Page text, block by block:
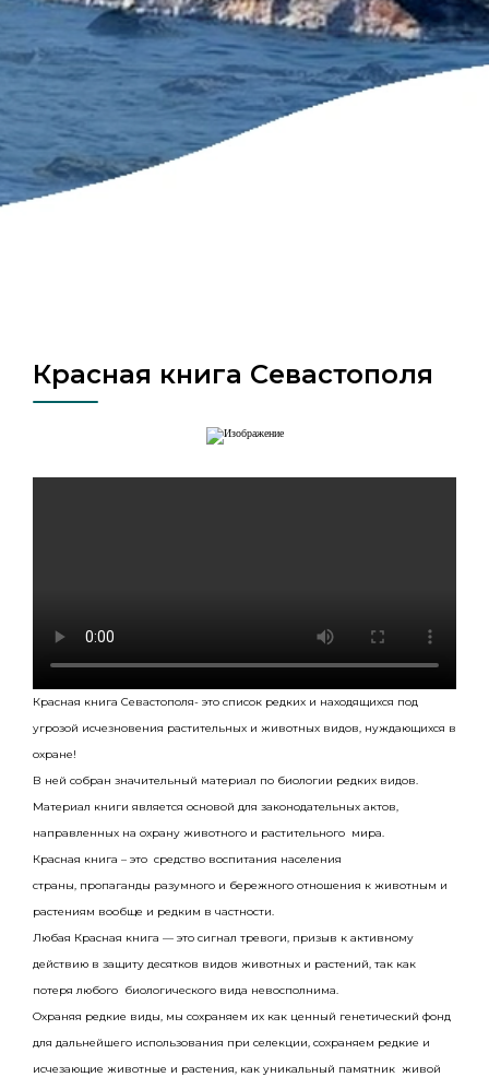
Красная книга Севастополя
Красная книга Севастополя- это список редких и находящихся под
угрозой исчезновения растительных и животных видов, нуждающихся в
охране!
В ней собран значительный материал по биологии редких видов.
Материал книги является основой для законодательных актов,
направленных на охрану животного и растительного мира.
Красная книга – это средство воспитания населения
страны, пропаганды разумного и бережного отношения к животным и
растениям вообще и редким в частности.
Любая Красная книга — это сигнал тревоги, призыв к активному
действию в защиту десятков видов животных и растений, так как
потеря любого биологического вида невосполнима.
Охраняя редкие виды, мы сохраняем их как ценный генетический фонд
для дальнейшего использования при селекции, сохраняем редкие и
исчезающие животные и растения, как уникальный памятник живой